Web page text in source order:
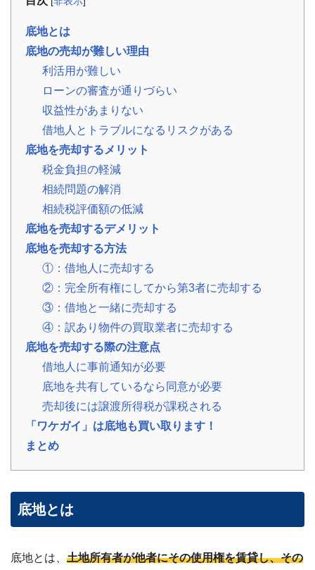
の
取
事
例
役
立
コ
ラ
ム
相
続・
共
有
持
分・
き
税
▾
💬
客
様
の
声
ご
依
頼
い
た
い
レ
底地とは
底地の売却が難しい理由
利活用が難しい
ローンの審査が通りづらい
収益性があまりない
借地人とトラブルになるリスクがある
底地を売却するメリット
税金負担の軽減
相続問題の解消
相続税評価額の低減
底地を売却するデメリット
底地を売却する方法
①：借地人に売却する
②：完全所有権にしてから第3者に売却する
③：借地と一緒に売却する
④：訳あり物件の買取業者に売却する
底地を売却する際の注意点
借地人に事前通知が必要
底地を共有しているなら同意が必要
売却後には譲渡所得税が課税される
「ワケガイ」は底地も買い取ります！
まとめ
底地とは
底地とは、 土地所有者が他者にその使用権を賃貸し、その